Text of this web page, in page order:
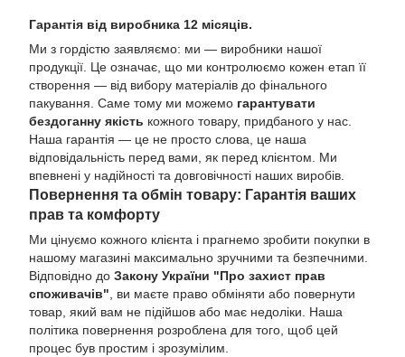
Гарантія від виробника 12 місяців.
Ми з гордістю заявляємо: ми — виробники нашої
продукції. Це означає, що ми контролюємо кожен етап її
створення — від вибору матеріалів до фінального
пакування. Саме тому ми можемо гарантувати
бездоганну якість кожного товару, придбаного у нас.
Наша гарантія — це не просто слова, це наша
відповідальність перед вами, як перед клієнтом. Ми
впевнені у надійності та довговічності наших виробів.
Повернення та обмін товару: Гарантія ваших
прав та комфорту
Ми цінуємо кожного клієнта і прагнемо зробити покупки в
нашому магазині максимально зручними та безпечними.
Відповідно до Закону України "Про захист прав
споживачів", ви маєте право обміняти або повернути
товар, який вам не підійшов або має недоліки. Наша
політика повернення розроблена для того, щоб цей
процес був простим і зрозумілим.